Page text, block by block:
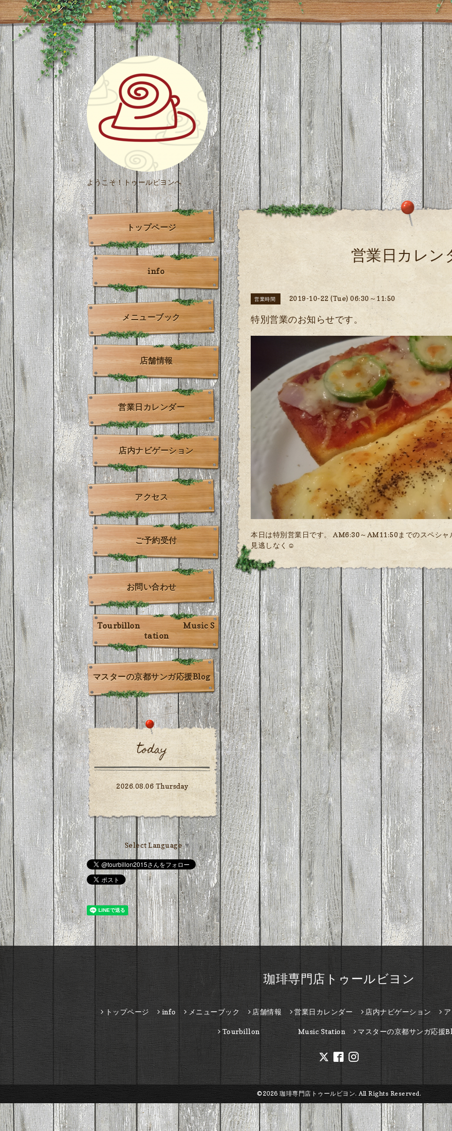
ようこそ！トゥールビヨンへ
営業日カレン
営業時間 2019-10-22 (Tue) 06:30～11:50
特別営業のお知らせです。
本日は特別営業日です。 AM6:30～AM11:50までのスペシ
見逃しなく☺️
トップページ
info
メニューブック
店舗情報
営業日カレンダー
店内ナビゲーション
アクセス
ご予約受付
お問い合わせ
Tourbillon Music S
tation
マスターの京都サンガ応援Blog
today
2026.08.06 Thursday
Select Language▼
珈琲専門店トゥールビヨン
トップページ info メニューブック 店舗情報 営業日カレンダー 店内ナビゲーション
Tourbillon Music Station マスターの京都サンガ応援
©2026 珈琲専門店トゥールビヨン. All Rights Reserved.